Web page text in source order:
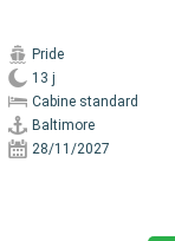
Pride
13 j
Cabine standard
Baltimore
28/11/2027